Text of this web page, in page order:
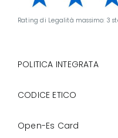
Rating di Legalità massimo: 3
POLITICA INTEGRATA
CODICE ETICO
Open-Es Card